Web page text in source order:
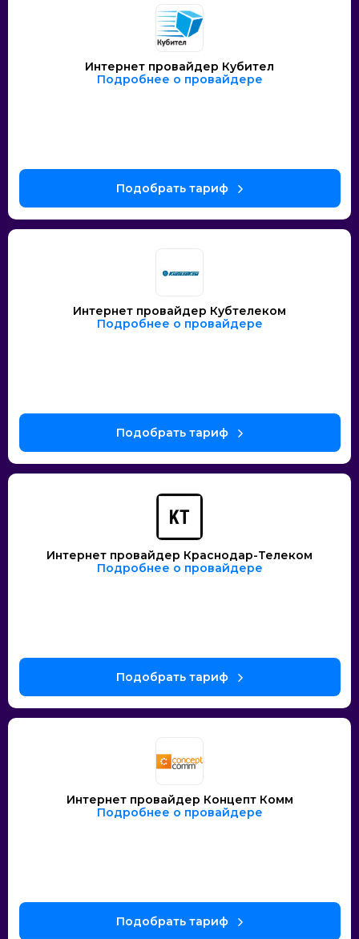
Интернет провайдер Кубител
Подробнее о провайдере
Интернет провайдер Кубтелеком
Подробнее о провайдере
Интернет провайдер Краснодар-Телеком
Подробнее о провайдере
Интернет провайдер Концепт Комм
Подробнее о провайдере